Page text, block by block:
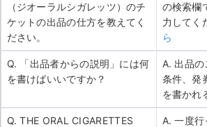
（ジオーラルシガレッツ）のチ
ケットの出品の仕方を教えてく
ださい。
の検索欄
力してく
ら
Q. 「出品者からの説明」には何
を書けばいいですか？
A. 出品
条件、発
を書かれ
Q. THE ORAL CIGARETTES
A. 一度